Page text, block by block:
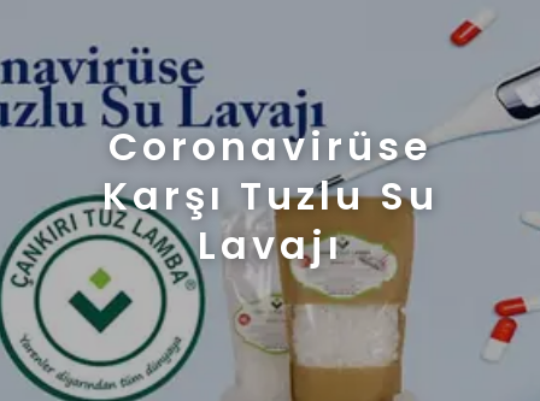
Coronavirüse
Karşı Tuzlu Su
Lavajı